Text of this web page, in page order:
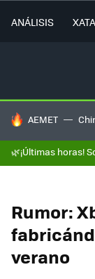
ANÁLISIS
HOY SE HABLA
AEMET
🌿¡Últimas horas!
Rumor:
verano